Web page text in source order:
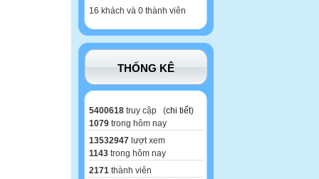
16 khách và 0 thành viên
THỐNG KÊ
5400618 truy cập (chi tiết)
1079 trong hôm nay
13532947 lượt xem
1143 trong hôm nay
2171 thành viên